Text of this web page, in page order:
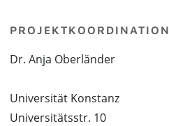
PROJEKTKOORDINATION
Dr. Anja Oberländer
Universität Konstanz
Universitätsstr. 10